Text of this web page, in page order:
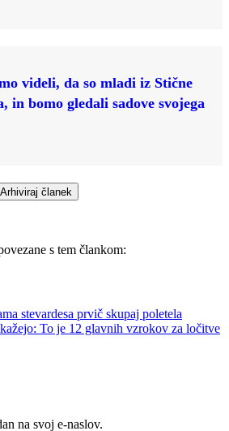
videli, da so mladi iz Stične
in bomo gledali sadove svojega
Arhiviraj članek
s tem člankom:
stevardesa prvič skupaj poletela
To je 12 glavnih vzrokov za ločitve
na svoj e-naslov.